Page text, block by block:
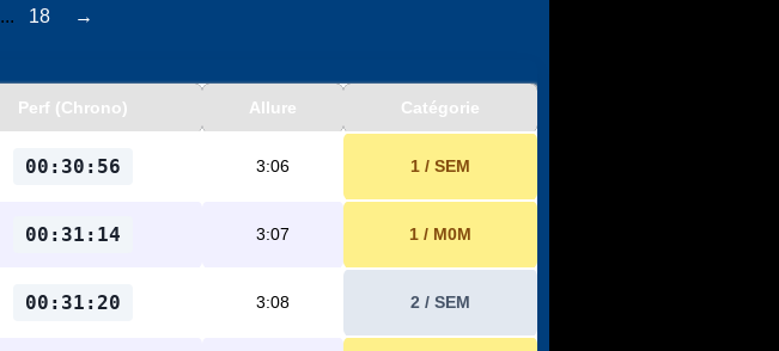
... 18 →
Perf (Chrono) Allure Catégorie
00:30:56 3:06 1 / SEM
00:31:14 3:07 1 / M0M
00:31:20 3:08 2 / SEM